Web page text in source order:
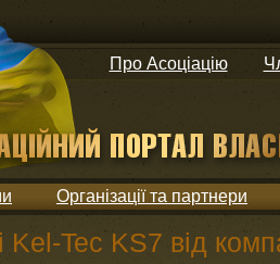
Про Асоціацію
Організації та партнери
Tec KS7 від